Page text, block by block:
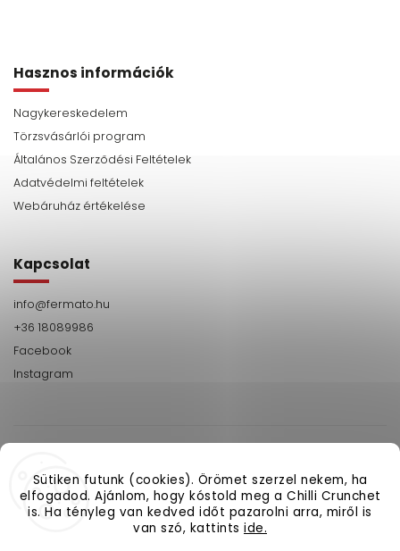
Sütiken futunk (cookies). Örömet szerzel nekem, ha
elfogadod. Ajánlom, hogy kóstold meg a Chilli Crunchet
is. Ha tényleg van kedved időt pazarolni arra, miről is
van szó, kattints ide.
Hasznos információk
Nagykereskedelem
Törzsvásárlói program
Általános Szerződési Feltételek
Adatvédelmi feltételek
Webáruház értékelése
Kapcsolat
info@fermato.hu
+36 18089986
Facebook
Instagram
+36
18089986
FacebookInstagram